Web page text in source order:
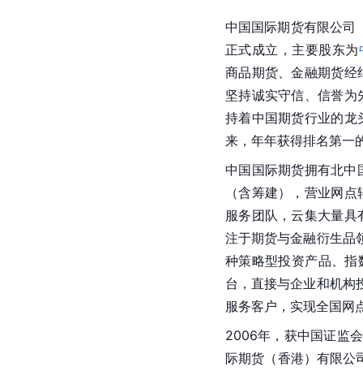
中国国际期货有限公司
正式成立，主要股东为
商品期货、金融期货经
坚持诚实守信、信誉
持着中国期货行业的龙
来，年年获得排名第一
中国国际期货拥有北中
（含筹建），营业网
服务团队，云集大量具
注于期货与金融衍生品
种策略型投资产品、
台，直接与企业和机构
服务客户，实现全国网
2006年，获中国证监
际期货（香港）有限公